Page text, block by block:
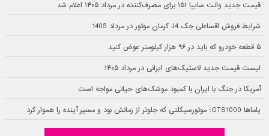
قیمت جدید وانت سایپا ۱۵۱ برای مصرف‌کننده در مرداد ۱۴۰۵ اعلام شد
شرایط فروش اقساطی جک J4 کرمان موتور در مرداد 1405
۵ قطعه خودرو که باید در ۹۶ هزار کیلومتر عوض کنید
لیست قیمت جدید لاستیک‌های ایرانی در مرداد ۱۴۰۵
آمریکا در جنگ با ایران با کمبود موشک‌های حیاتی مواجه است
یاماها GTS1000؛ موتورسیکلتی که جلوتر از زمانش بود و مسیر آینده را هموار کرد